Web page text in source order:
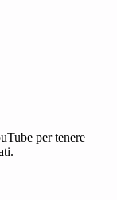
per tenere